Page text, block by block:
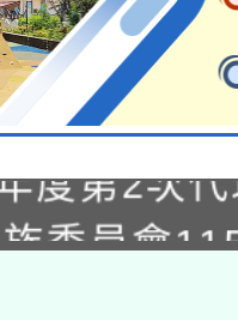
度第1次
選結果公
果公告(
委員會